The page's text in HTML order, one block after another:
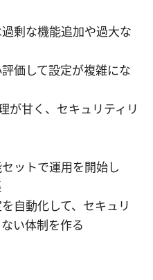
剰な機能追加や過大な
価して設定が複雑にな
が甘く、セキュリティリ
ットで運用を開始し
自動化して、セキュリ
い体制を作る